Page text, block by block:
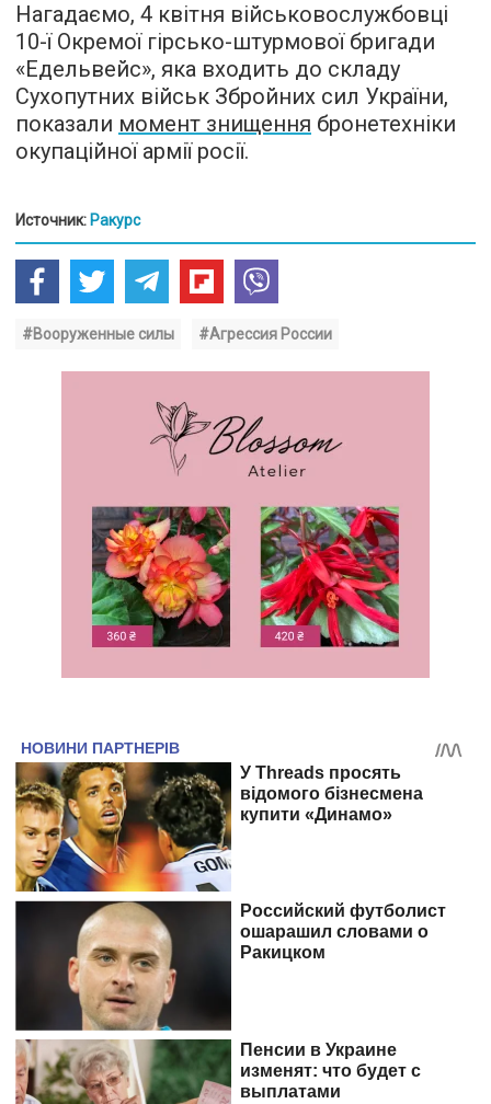
Нагадаємо, 4 квітня військовослужбовці
10-ї Окремої гірсько-штурмової бригади
«Едельвейс», яка входить до складу
Сухопутних військ Збройних сил України,
показали момент знищення бронетехніки
окупаційної армії росії.
Источник: Ракурс
#Вооруженные силы #Агрессия России